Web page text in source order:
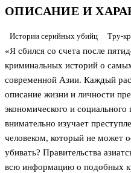
ОПИСАНИЕ И
Истории серийных убийц Тру-
«Я сбился со счета после
криминальных историй о
современной Азии. Каждый
описание жизни и личности
экономического и
внимательно изучает
человеком, который не может
убивать? Правительства
всю информацию о подобных